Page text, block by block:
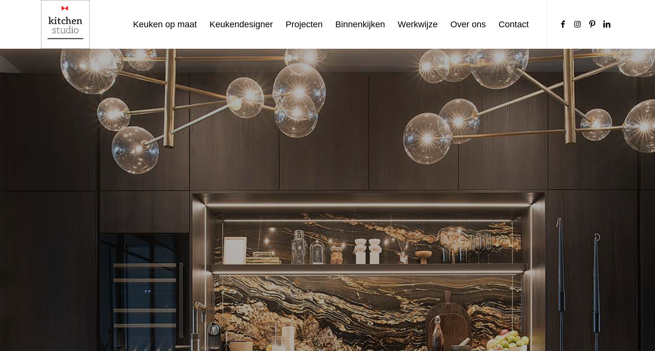
Keuken op maat Keukendesigner Projecten Binnenkijken Werkwijze Over ons Contact